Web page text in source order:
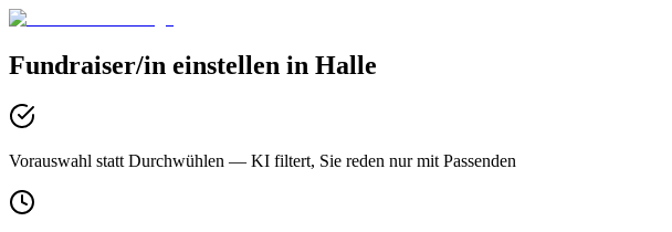
Fundraiser/in einstellen in Halle
Vorauswahl statt Durchwühlen — KI filtert, Sie reden nur mit Passenden